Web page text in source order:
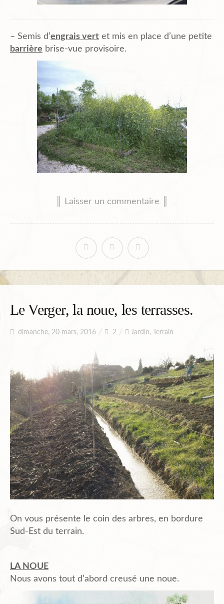
– Semis d’engrais vert et mis en place d’une petite
barrière brise-vue provisoire.
║ Laisser un commentaire ║
Le Verger, la noue, les terrasses.
dimanche, 20 mars, 2016 2 Jardin, Terrain
On vous présente le coin des arbres, en bordure
Sud-Est du terrain.
LA NOUE
Nous avons tout d’abord creusé une noue.